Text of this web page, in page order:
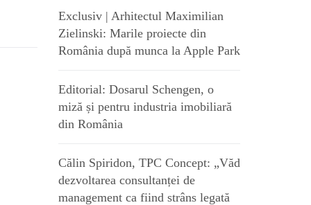
Exclusiv | Arhitectul Maximilian
Zielinski: Marile proiecte din
România după munca la Apple Park
Editorial: Dosarul Schengen, o
miză și pentru industria imobiliară
din România
Călin Spiridon, TPC Concept: „Văd
dezvoltarea consultanței de
management ca fiind strâns legată